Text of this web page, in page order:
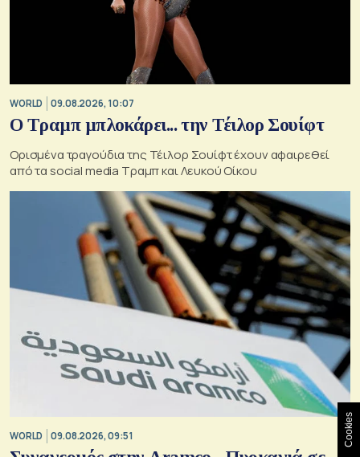
WORLD 09.08.2026, 10:07
Ο Τραμπ μπλοκάρει... την Τέιλορ Σουίφτ
Ορισμένα τραγούδια της Τέιλορ Σουίφτ έχουν αφαιρεθεί
από τα social media Τραμπ και Λευκού Οίκου
WORLD 09.08.2026, 09:51 Cookies